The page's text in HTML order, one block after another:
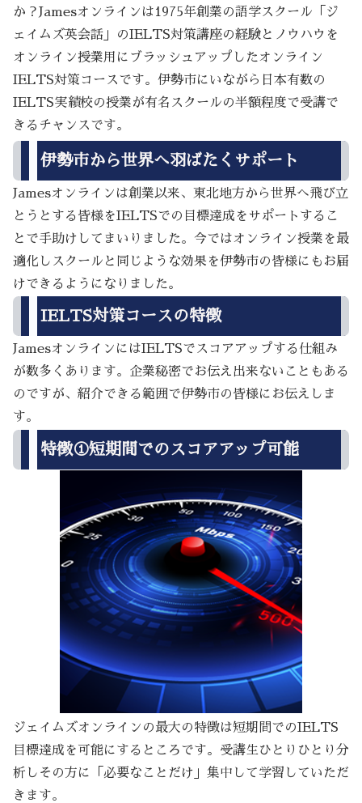
か？Jamesオンラインは1975年創業の語学スクール「ジ
ェイムズ英会話」のIELTS対策講座の経験とノウハウを
オンライン授業用にブラッシュアップしたオンライン
IELTS対策コースです。伊勢市にいながら日本有数の
IELTS実績校の授業が有名スクールの半額程度で受講で
きるチャンスです。
伊勢市から世界へ羽ばたくサポート
Jamesオンラインは創業以来、東北地方から世界へ飛び立
とうとする皆様をIELTSでの目標達成をサポートするこ
とで手助けしてまいりました。今ではオンライン授業を最
適化しスクールと同じような効果を伊勢市の皆様にもお届
けできるようになりました。
IELTS対策コースの特徴
JamesオンラインにはIELTSでスコアアップする仕組み
が数多くあります。企業秘密でお伝え出来ないこともある
のですが、紹介できる範囲で伊勢市の皆様にお伝えしま
す。
特徴①短期間でのスコアアップ可能
ジェイムズオンラインの最大の特徴は短期間でのIELTS
目標達成を可能にするところです。受講生ひとりひとり分
析しその方に「必要なことだけ」集中して学習していただ
きます。